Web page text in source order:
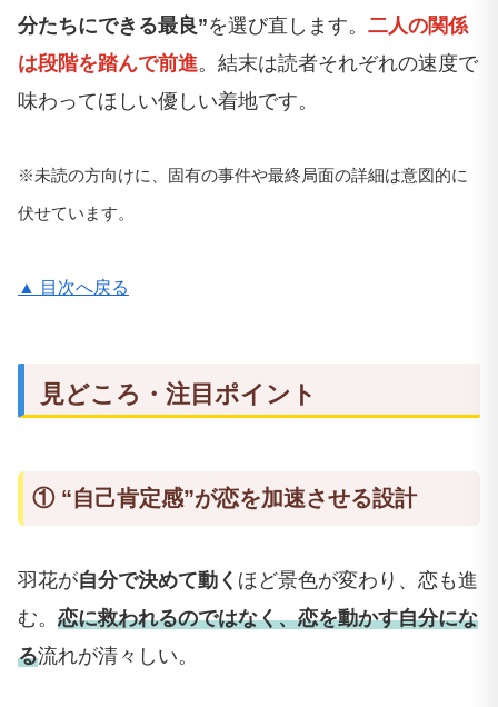
分たちにできる最良”を選び直します。 二人の関係
は段階を踏んで前進。結末は読者それぞれの速度で
味わってほしい優しい着地です。
※未読の方向けに、固有の事件や最終局面の詳細は意図的に
伏せています。
▲ 目次へ戻る
見どころ・注目ポイント
① “自己肯定感”が恋を加速させる設計
羽花が自分で決めて動く ほど景色が変わり、恋も進
む。 恋に救われるのではなく、恋を動かす自分にな
る流れが清々しい。